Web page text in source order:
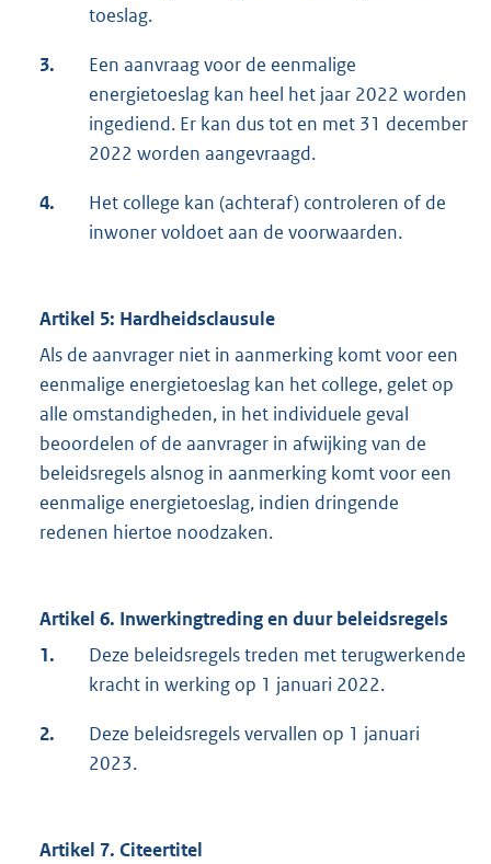
toeslag.
3.
Een aanvraag voor de eenmalige
energietoeslag kan heel het jaar 2022 worden
ingediend. Er kan dus tot en met 31 december
2022 worden aangevraagd.
4.
Het college kan (achteraf) controleren of de
inwoner voldoet aan de voorwaarden.
Artikel 5: Hardheidsclausule
Als de aanvrager niet in aanmerking komt voor een
eenmalige energietoeslag kan het college, gelet op
alle omstandigheden, in het individuele geval
beoordelen of de aanvrager in afwijking van de
beleidsregels alsnog in aanmerking komt voor een
eenmalige energietoeslag, indien dringende
redenen hiertoe noodzaken.
Artikel 6. Inwerkingtreding en duur beleidsregels
1.
Deze beleidsregels treden met terugwerkende
kracht in werking op 1 januari 2022.
2.
Deze beleidsregels vervallen op 1 januari
2023.
Artikel 7. Citeertitel